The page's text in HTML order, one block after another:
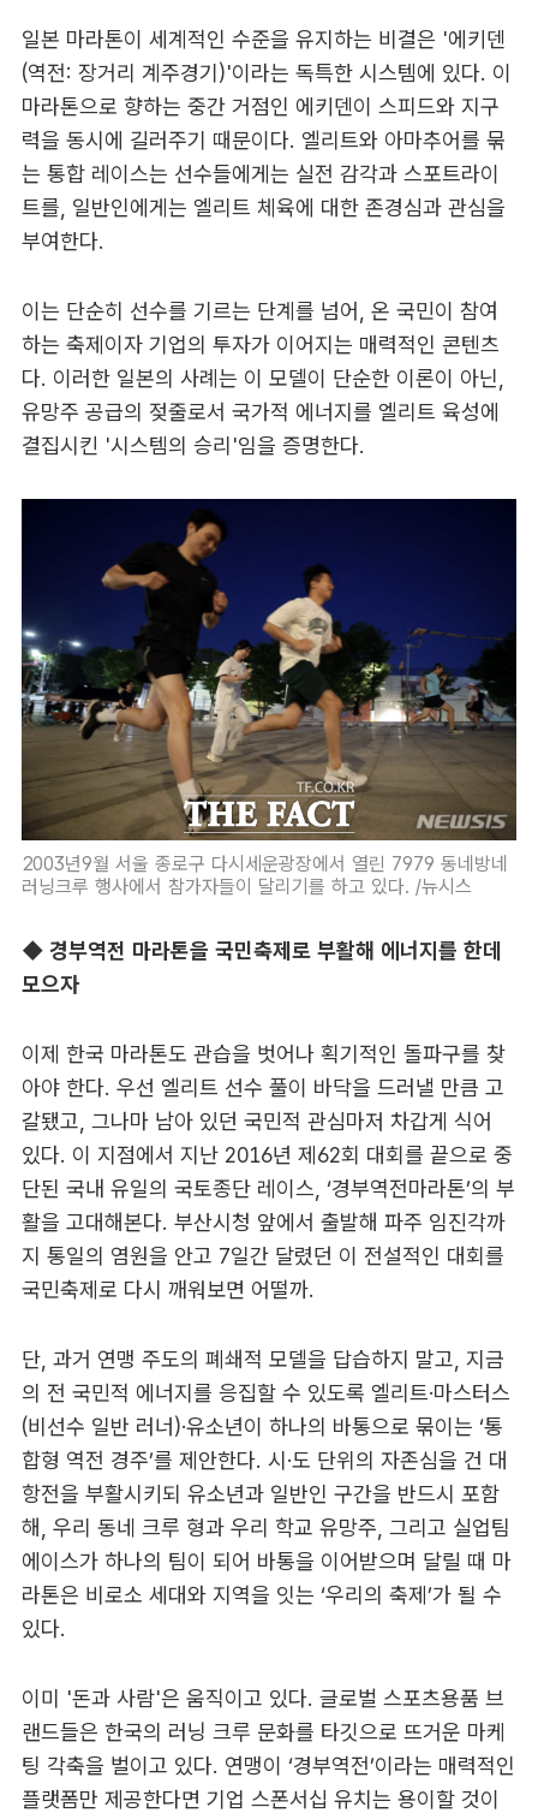
일본 마라톤이 세계적인 수준을 유지하는 비결은 '에키덴
(역전: 장거리 계주경기)'이라는 독특한 시스템에 있다. 이
마라톤으로 향하는 중간 거점인 에키덴이 스피드와 지구
력을 동시에 길러주기 때문이다. 엘리트와 아마추어를 묶
는 통합 레이스는 선수들에게는 실전 감각과 스포트라이
트를, 일반인에게는 엘리트 체육에 대한 존경심과 관심을
부여한다.
이는 단순히 선수를 기르는 단계를 넘어, 온 국민이 참여
하는 축제이자 기업의 투자가 이어지는 매력적인 콘텐츠
다. 이러한 일본의 사례는 이 모델이 단순한 이론이 아닌,
유망주 공급의 젖줄로서 국가적 에너지를 엘리트 육성에
결집시킨 '시스템의 승리'임을 증명한다.
2003년9월 서울 종로구 다시세운광장에서 열린 7979 동네방네
러닝크루 행사에서 참가자들이 달리기를 하고 있다. /뉴시스
◆ 경부역전 마라톤을 국민축제로 부활해 에너지를 한데
모으자
이제 한국 마라톤도 관습을 벗어나 획기적인 돌파구를 찾
아야 한다. 우선 엘리트 선수 풀이 바닥을 드러낼 만큼 고
갈됐고, 그나마 남아 있던 국민적 관심마저 차갑게 식어
있다. 이 지점에서 지난 2016년 제62회 대회를 끝으로 중
단된 국내 유일의 국토종단 레이스, ‘경부역전마라톤’의 부
활을 고대해본다. 부산시청 앞에서 출발해 파주 임진각까
지 통일의 염원을 안고 7일간 달렸던 이 전설적인 대회를
국민축제로 다시 깨워보면 어떨까.
단, 과거 연맹 주도의 폐쇄적 모델을 답습하지 말고, 지금
의 전 국민적 에너지를 응집할 수 있도록 엘리트·마스터스
(비선수 일반 러너)·유소년이 하나의 바통으로 묶이는 ‘통
합형 역전 경주’를 제안한다. 시·도 단위의 자존심을 건 대
항전을 부활시키되 유소년과 일반인 구간을 반드시 포함
해, 우리 동네 크루 형과 우리 학교 유망주, 그리고 실업팀
에이스가 하나의 팀이 되어 바통을 이어받으며 달릴 때 마
라톤은 비로소 세대와 지역을 잇는 ‘우리의 축제’가 될 수
있다.
이미 '돈과 사람'은 움직이고 있다. 글로벌 스포츠용품 브
랜드들은 한국의 러닝 크루 문화를 타깃으로 뜨거운 마케
팅 각축을 벌이고 있다. 연맹이 ‘경부역전’이라는 매력적인
플랫폼만 제공한다면 기업 스폰서십 유치는 용이할 것이